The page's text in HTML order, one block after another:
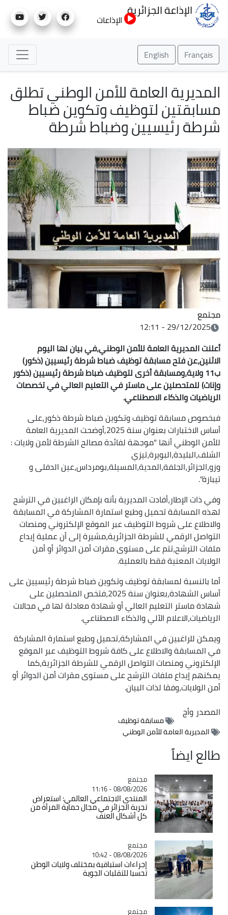
إلى
الإذاعة الجزائرية
الإذاعات
Français
English
المديرية العامة للأمن الوطني تطلق
مسابقتين لتوظيف وتكوين ضباط
شرطة رئيسيين وضباط شرطة
مجتمع
29/12/2025 - 12:11
أعلنت المديرية العامة للأمن الوطني،في بيان لها اليوم
الاثنين،عن فتح مسابقة توظيف ضباط شرطة رئيسيين (ذكور)
ب11 ولاية،ومسابقة أخرى لتوظيف ضباط شرطة رئيسيين (ذكور
وإناث) للمتحصلين على ماستر في التعليم العالي في تخصصات
الرياضيات والذكاء الاصطناعي.
فبخصوص مسابقة توظيف وتكوين ضباط شرطة ذكور،على
أساس الاختبارات بعنوان سنة 2025,أوضحت المديرية العامة
للأمن الوطني أنها "موجهة لفائدة مصالح الشرطة لأمن ولايات :
الشلف،البليدة،البويرة،تيزي
وزو،الجزائر،الجلفة،المدية،المسيلة،بومرداس،عين الدفلى و
تيبازة".
وفي ذات الإطار،أفادت المديرية بأنه بإمكان الراغبين في الترشح
لهذه المسابقة تحميل وطبع استمارة المشاركة في المسابقة
والاطلاع على شروط التوظيف عبر الموقع الإلكتروني ومنصات
التواصل الرقمي للشرطة الجزائرية،مشيرة إلى أن عملية إيداع
ملفات الترشح،تتم على مستوى مقرات أمن الدوائر أو أمن
الولايات المعنية فقط بالعملية.
أما بالنسبة لمسابقة توظيف وتكوين ضباط شرطة رئيسيين على
أساس الشهادة،بعنوان سنة 2025،فتخص المتحصلين على
شهادة ماستر التعليم العالي أو شهادة معادلة لها في مجالات
الرياضيات،الاعلام الآلي والذكاء الاصطناعي.
ويمكن للراغبين في المشاركة،تحميل وطبع استمارة المشاركة
في المسابقة والاطلاع على كافة شروط التوظيف عبر الموقع
الإلكتروني ومنصات التواصل الرقمي للشرطة الجزائرية،كما
يمكنهم إيداع ملفات الترشح على مستوى مقرات أمن الدوائر أو
أمن الولايات،وفقا لذات البيان.
المصدروأج
مسابقة توظيف
المديرية العامة للأمن الوطني
طالع ايضاً
Catégorie
مجتمع
08/08/2026 - 11:16
المنتدى الاجتماعي العالمي: استعراض
تجربة الجزائر في مجال حماية المرأة من
كل أشكال العنف
Catégorie
مجتمع
08/08/2026 - 10:42
إجراءات استباقية بمختلف ولايات الوطن
تحسبا للتقلبات الجوية
Catégorie
مجتمع